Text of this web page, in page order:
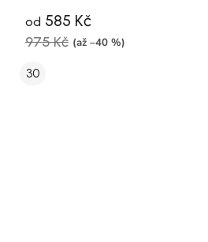
od 585 Kč
975 Kč (až –40 %)
30